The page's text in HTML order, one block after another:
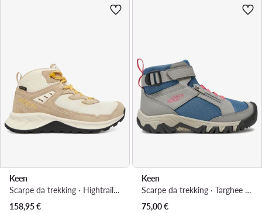
Keen
Scarpe da trekking · Hightrail Waterproof Hiking Boot 1030345 · Marrone
158,95€
Keen
Scarpe da trekking · Targhee Boundless 1029518 · Blu
75,00€